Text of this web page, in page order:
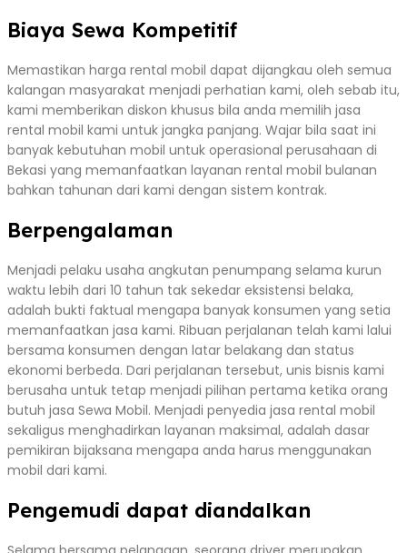
Biaya Sewa Kompetitif
Memastikan harga rental mobil dapat dijangkau oleh semua
kalangan masyarakat menjadi perhatian kami, oleh sebab itu,
kami memberikan diskon khusus bila anda memilih jasa
rental mobil kami untuk jangka panjang. Wajar bila saat ini
banyak kebutuhan mobil untuk operasional perusahaan di
Bekasi yang memanfaatkan layanan rental mobil bulanan
bahkan tahunan dari kami dengan sistem kontrak.
Berpengalaman
Menjadi pelaku usaha angkutan penumpang selama kurun
waktu lebih dari 10 tahun tak sekedar eksistensi belaka,
adalah bukti faktual mengapa banyak konsumen yang setia
memanfaatkan jasa kami. Ribuan perjalanan telah kami lalui
bersama konsumen dengan latar belakang dan status
ekonomi berbeda. Dari perjalanan tersebut, unis bisnis kami
berusaha untuk tetap menjadi pilihan pertama ketika orang
butuh jasa Sewa Mobil. Menjadi penyedia jasa rental mobil
sekaligus menghadirkan layanan maksimal, adalah dasar
pemikiran bijaksana mengapa anda harus menggunakan
mobil dari kami.
Pengemudi dapat diandalkan